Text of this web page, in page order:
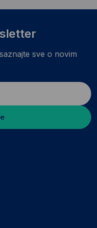
sve o novim